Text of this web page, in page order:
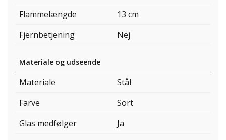
Flammelængde
13 cm
Fjernbetjening
Nej
Materiale og udseende
Materiale
Stål
Farve
Sort
Glas medfølger
Ja